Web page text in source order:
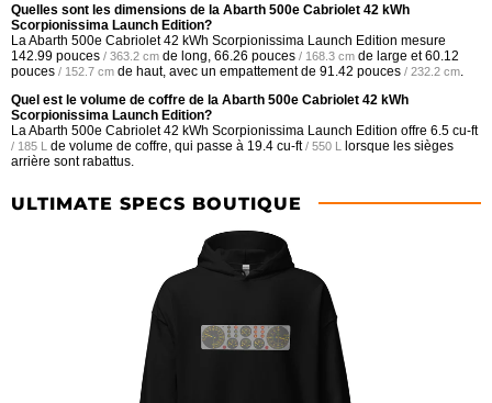
Quelles sont les dimensions de la Abarth 500e Cabriolet 42 kWh
Scorpionissima Launch Edition?
La Abarth 500e Cabriolet 42 kWh Scorpionissima Launch Edition mesure
142.99 pouces / 363.2 cm de long, 66.26 pouces / 168.3 cm de large et60.12
pouces / 152.7 cm de haut, avec un empattement de 91.42 pouces / 232.2 cm
Quel est le volume de coffre de la Abarth 500e Cabriolet 42 kWh
Scorpionissima Launch Edition?
La Abarth 500e Cabriolet 42 kWh Scorpionissima Launch Edition offre 6.5 cu-ft
/ 185 L de volume de coffre, qui passe à 19.4 cu-ft / 550 L lorsque les sièges
arrière sont rabattus.
ULTIMATE SPECS BOUTIQUE